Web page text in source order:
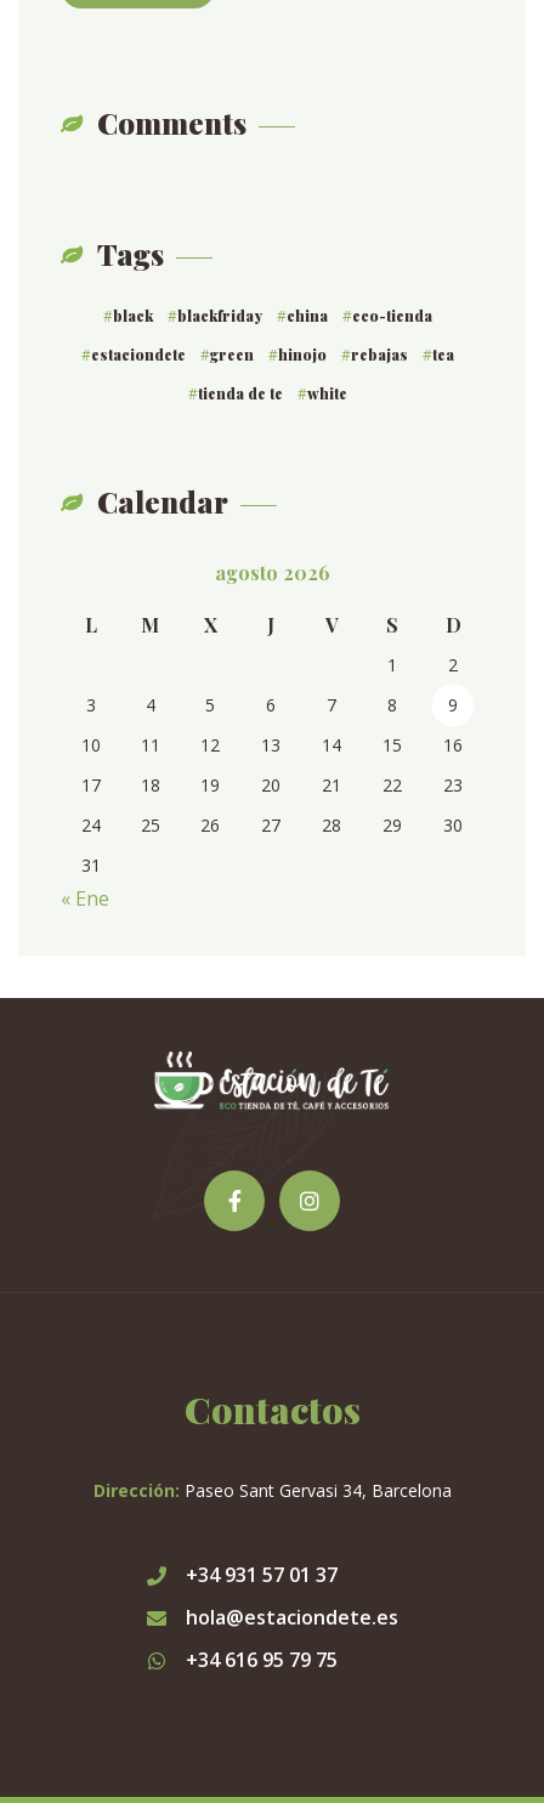
Comments
Tags
black blackfriday china
eco-tienda
estaciondete
green hinojo rebajas
tea
tienda de te
white
Calendar
agosto 2026
L M X J V S D
1
2
3
4 5 6 7 8
9
10
11 12 13 14 15
16
17
18 19 20 21 22
23
24
25 26 27 28 29
30
31
« Ene
Contactos
Dirección: Paseo Sant Gervasi 34, Barcelona
+34 931 57 01 37
hola@estaciondete.es
+34 616 95 79 75